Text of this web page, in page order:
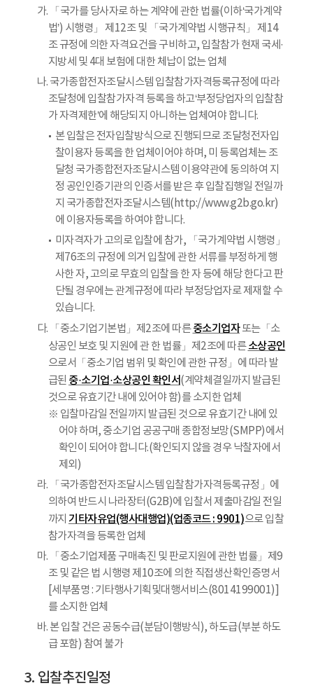
가. 「국가를 당사자로 하는 계약에 관한 법률(이하‘국가계약
법’) 시행령」 제12조 및 「국가계약법 시행규칙」 제14
조 규정에 의한 자격요건을 구비하고, 입찰참가 현재 국세·
지방세 및 4대 보험에 대한 체납이 없는 업체
나. 국가종합전자조달시스템 입찰참가자격등록규정에 따라
조달청에 입찰참가자격 등록을 하고‘부정당업자의 입찰참
가 자격제한’에 해당되지 아니하는 업체여야 합니다.
본 입찰은 전자입찰방식으로 진행되므로 조달청전자입
찰이용자 등록을 한 업체이어야 하며, 미 등록업체는 조
달청 국가종합전자조달시스템 이용약관에 동의하여 지
정 공인인증기관의 인증서를 받은 후 입찰집행일 전일까
지 국가종합전자조달시스템(http://www.g2b.go.kr)
에 이용자등록을 하여야 합니다.
미자격자가 고의로 입찰에 참가, 「국가계약법 시행령」
제76조의 규정에 의거 입찰에 관한 서류를 부정하게 행
사한 자, 고의로 무효의 입찰을 한 자 등에 해당 한다고 판
단될 경우에는 관계규정에 따라 부정당업자로 제재할 수
있습니다.
다. 「중소기업기본법」제2조에 따른중소기업자또는「소
상공인 보호 및 지원에 관 한 법률」제2조에 따른소상공인
으로서「중소기업 범위 및 확인에 관한 규정」에 따라 발
급된 중·소기업·소상공인 확인서(계약체결일까지 발급된
것으로 유효기간 내에 있어야 함)를 소지한 업체
※ 입찰마감일 전일까지 발급된 것으로 유효기간 내에 있
어야 하며, 중소기업 공공구매 종합정보망(SMPP)에서
확인이 되어야 합니다.(확인되지 않을 경우 낙찰자에서
제외)
라. 「국가종합전자조달시스템 입찰참가자격등록규정」에
의하여 반드시 나라장터(G2B)에 입찰서 제출마감일 전일
까지 기타자유업(행사대행업)(업종코드 : 9901)으로 입찰
참가자격을 등록한 업체
마. 「중소기업제품 구매촉진 및 판로지원에 관한 법률」제9
조 및 같은 법 시행령 제10조에 의한 직접생산확인증명서
[세부품명 : 기타행사기획및대행서비스(8014199001)]
를 소지한 업체
바. 본 입찰 건은 공동수급(분담이행방식), 하도급(부분 하도
급 포함) 참여 불가
입찰추진일정